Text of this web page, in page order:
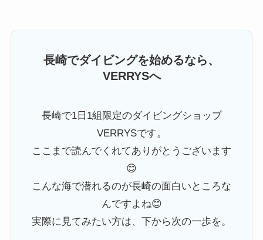
長崎でダイビングを始めるなら、
VERRYSへ
長崎で1日1組限定のダイビングショップ
VERRYSです。
ここまで読んでくれてありがとうございます
😊
こんな海で潜れるのが長崎の面白いところな
んですよね😊
実際に見てみたい方は、下から次の一歩を。